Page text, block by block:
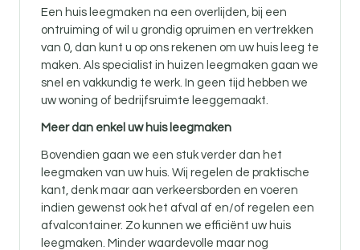
Een huis leegmaken na een overlijden, bij een
ontruiming of wil u grondig opruimen en vertrekken
van 0, dan kunt u op ons rekenen om uw huis leeg te
maken. Als specialist in huizen leegmaken gaan we
snel en vakkundig te werk. In geen tijd hebben we
uw woning of bedrijfsruimte leeggemaakt.
Meer dan enkel uw huis leegmaken
Bovendien gaan we een stuk verder dan het
leegmaken van uw huis. Wij regelen de praktische
kant, denk maar aan verkeersborden en voeren
indien gewenst ook het afval af en/of regelen een
afvalcontainer. Zo kunnen we efficiënt uw huis
leegmaken. Minder waardevolle maar nog